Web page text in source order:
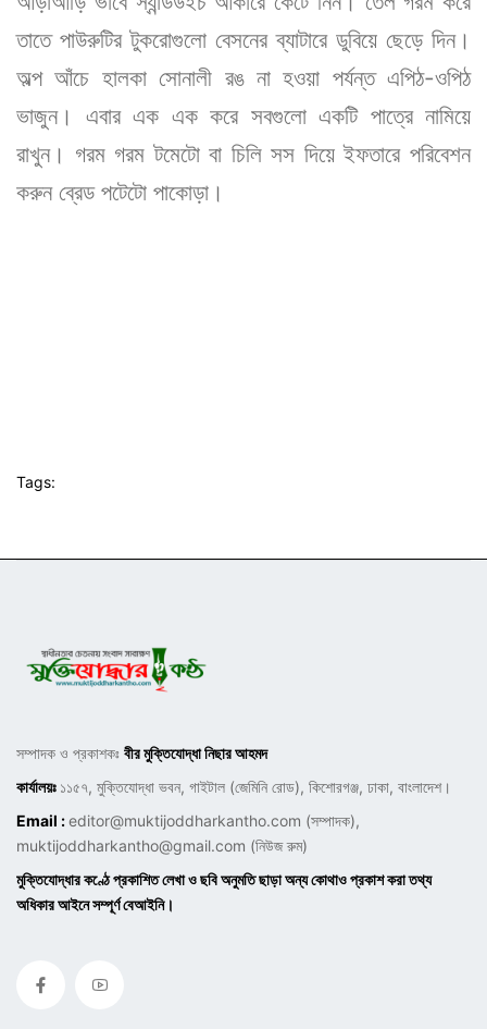
তাতে পাউরুটির টুকরোগুলো বেসনের ব্যাটারে ডুবিয়ে ছেড়ে দিন।
অল্প আঁচে হালকা সোনালী রঙ না হওয়া পর্যন্ত এপিঠ-ওপিঠ
ভাজুন। এবার এক এক করে সবগুলো একটি পাত্রে নামিয়ে
রাখুন। গরম গরম টমেটো বা চিলি সস দিয়ে ইফতারে পরিবেশন
করুন ব্রেড পটেটো পাকোড়া।
Tags:
সম্পাদক ও প্রকাশকঃ বীর মুক্তিযোদ্ধা নিছার আহমদ
কার্যালয়ঃ ১১৫৭, মুক্তিযোদ্ধা ভবন, গাইটাল (জেমিনি রোড), কিশোরগঞ্জ, ঢাকা, বাংলাদেশ।
Email :editor@muktijoddharkantho.com (সম্পাদক),
muktijoddharkantho@gmail.com (নিউজ রুম)
মুক্তিযোদ্ধার কণ্ঠে প্রকাশিত লেখা ও ছবি অনুমতি ছাড়া অন্য কোথাও প্রকাশ করা তথ্য
অধিকার আইনে সম্পূর্ণ বেআইনি।